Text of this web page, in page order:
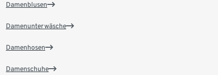
Damenblusen
Damenunterwäsche
Damenhosen
Damenschuhe